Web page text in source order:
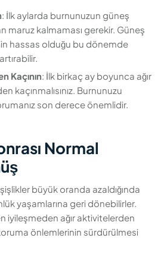
: İlk aylarda burnunuzun güneş
maruz kalmaması gerekir. Güneş
hassas olduğu bu dönemde
Kaçının: İlk birkaç ay boyunca ağır
kaçınmalısınız. Burnunuzu
son derece önemlidir.
Normal
büyük oranda azaldığında
yaşamlarına geri dönebilirler.
iyileşmeden ağır aktivitelerden
önlemlerinin sürdürülmesi